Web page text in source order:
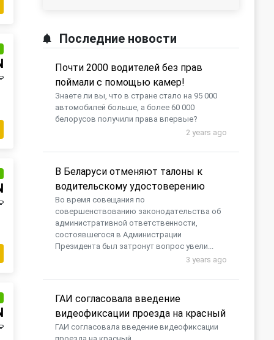
Последние новости
Почти 2000 водителей без прав
поймали с помощью камер!
Знаете ли вы, что в стране стало на 95 000
автомобилей больше, а более 60 000
белорусов получили права впервые?
2 years ago
В Беларуси отменяют талоны к
водительскому удостоверению
Во время совещания по
совершенствованию законодательства об
административной ответственности,
состоявшегося в Администрации
Президента был затронут вопрос увели...
3 years ago
ГАИ согласовала введение
видеофиксации проезда на красный
ГАИ согласовала введение видеофиксации